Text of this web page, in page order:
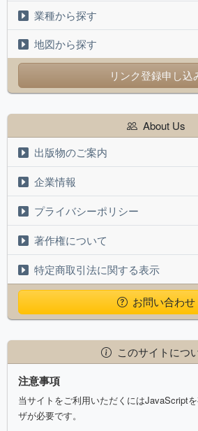
業種から探す
地図から探す
リンク登録申し込
About Us
出版物のご案内
企業情報
プライバシーポリシー
著作権について
特定商取引法に関する表示
お問い合わせ
このサイトにつ
注意事項
当サイトをご利用いただくにはJavaScript
ザが必要です。